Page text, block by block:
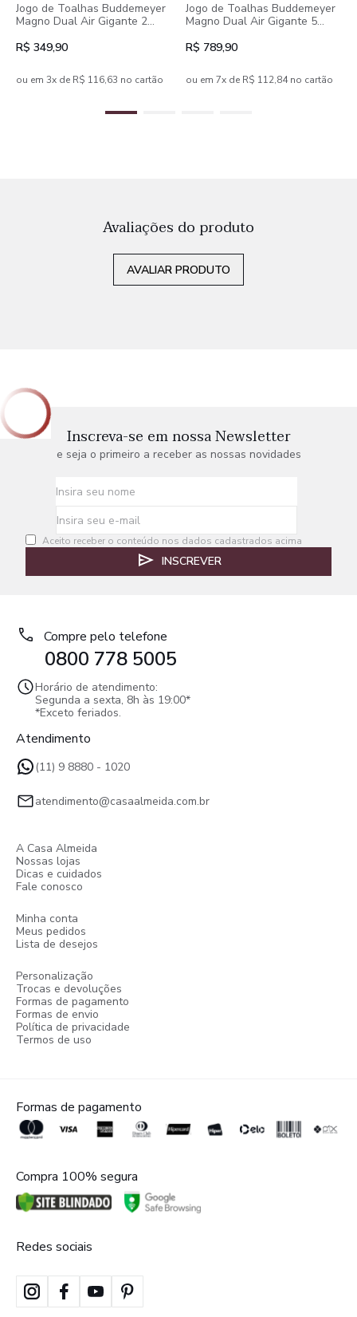
Jogo de Toalhas Buddemeyer
Magno Dual Air Gigante 2
R$ 349,90
ou em 3x de R$ 116,63 no cartão
Jogo de Toalhas Buddemeyer
Magno Dual Air Gigante 5
R$ 789,90
ou em 7x de R$ 112,84 no cartão
Avaliações do produto
AVALIAR PRODUTO
Inscreva-se em nossa Newsletter
e seja o primeiro a receber as nossas novidades
Aceito receber o conteúdo nos dados cadastrados acima
INSCREVER
Compre pelo telefone
0800 778 5005
Horário de atendimento:
Segunda a sexta, 8h às 19:00*
*Exceto feriados.
Atendimento
(11) 9 8880 - 1020
atendimento@casaalmeida.com.br
A Casa Almeida
Nossas lojas
Dicas e cuidados
Fale conosco
Minha conta
Meus pedidos
Lista de desejos
Personalização
Trocas e devoluções
Formas de pagamento
Formas de envio
Política de privacidade
Termos de uso
Formas de pagamento
Compra 100% segura
Redes sociais